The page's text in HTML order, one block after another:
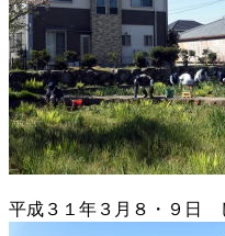
平成３１年３月８・９日